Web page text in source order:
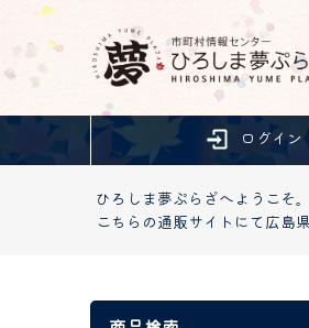
ログイン
ひろしま夢ぷらざへようこそ
こちらの通販サイトにて広島